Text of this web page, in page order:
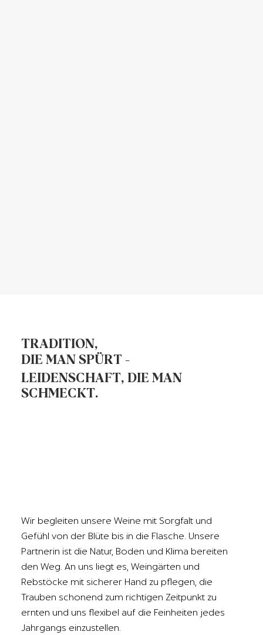
TRADITION,
DIE MAN SPÜRT -
LEIDENSCHAFT, DIE MAN
SCHMECKT.
Wir begleiten unsere Weine mit Sorgfalt und
Gefühl von der Blüte bis in die Flasche. Unsere
Partnerin ist die Natur, Boden und Klima bereiten
den Weg. An uns liegt es, Weingärten und
Rebstöcke mit sicherer Hand zu pflegen, die
Trauben schonend zum richtigen Zeitpunkt zu
ernten und uns flexibel auf die Feinheiten jedes
Jahrgangs einzustellen.